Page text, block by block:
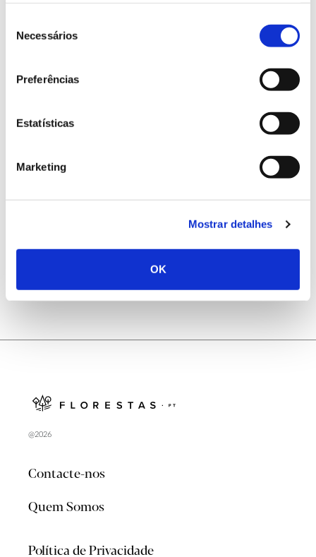
Necessários
Preferências
Estatísticas
Marketing
Mostrar detalhes
OK
Registar galhas de Trichi em acácia-das-espigas:
@2026
Contacte-nos
Quem Somos
Política de Privacidade